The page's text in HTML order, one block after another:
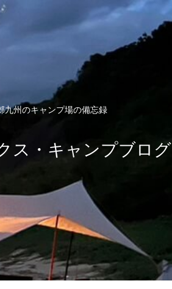
九州のキャンプ場の備忘録
ス・キャンプブログ